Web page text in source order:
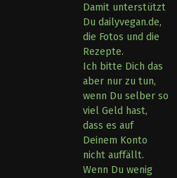
Damit unterstützt
Du dailyvegan.de,
die Fotos und die
Rezepte.
Ich bitte Dich das
aber nur zu tun,
wenn Du selber so
viel Geld hast,
dass es auf
Deinem Konto
nicht auffällt.
Wenn Du wenig